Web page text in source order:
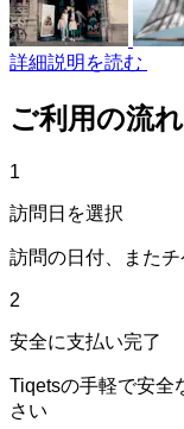
詳細説明を読む
ご利用の流れ
1
訪問日を選択
訪問の日付、また
2
安全に支払い完了
Tiqetsの手軽で安全
さい